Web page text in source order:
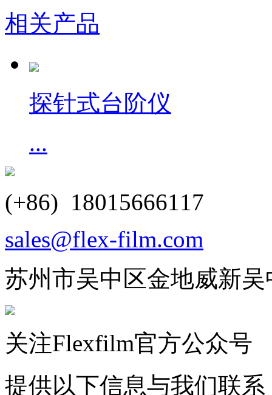
相关产品
探针式台阶仪
...
(+86) 18015666117
sales@flex-film.com
苏州市吴中区金地威新
关注Flexfilm官方公众号
提供以下信息与我们联